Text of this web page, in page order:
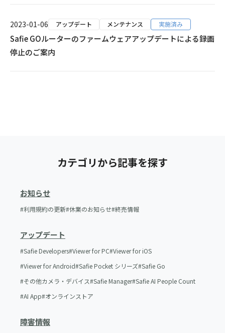
2023-01-06 アップデート メンテナンス 実施済み
Safie GOルーターのファームウェアアップデートによる録画
停止のご案内
カテゴリから記事を探す
お知らせ
利用規約の更新 休業のお知らせ 終売情報
アップデート
Safie Developers Viewer for PC Viewer for iOS
Viewer for Android Safie Pocket シリーズ Safie Go
その他カメラ・デバイス Safie Manager Safie AI People Count
AI App オンラインストア
障害情報